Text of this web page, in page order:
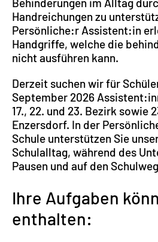
Behinderungen im Alltag
Handreichungen zu
Persönliche:r Assistent:in
Handgriffe, welche die
nicht ausführen kann.
Derzeit suchen wir für
September 2026
17., 22. und 23. Bezirk sowie
Enzersdorf. In der
Schule unterstützen Sie
Schulalltag, während des
Pausen und auf den
Ihre Aufgaben
enthalten: